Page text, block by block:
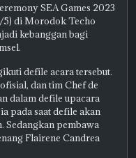
SEA Games 2023
5) di Morodok Techo
kebanggan bagi
defile acara tersebut.
dan tim Chef de
dalam defile upacara
pada saat defile akan
pembawa
Flairene Candrea